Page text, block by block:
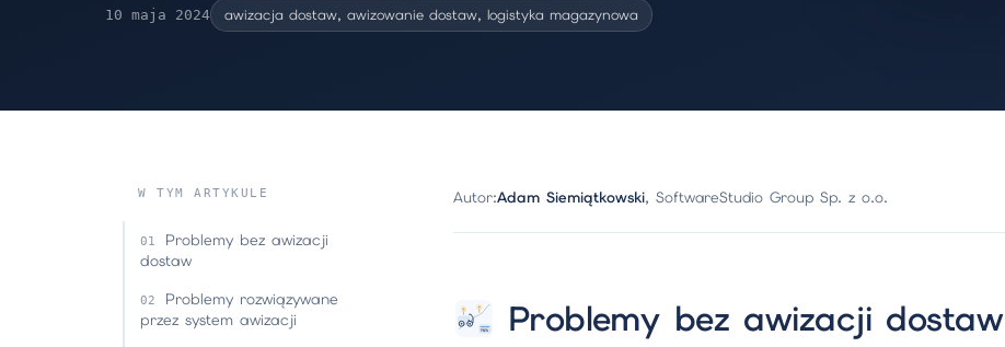
10 maja 2024 awizacja dostaw, awizowanie dostaw, logistyka magazynowa
W TYM ARTYKULE
Problemy bez awizacji
dostaw
Problemy rozwiązywane
przez system awizacji
Autor:Adam Siemiątkowski, SoftwareStudio Group Sp. z o.o.
Problemy bez awizacji dostaw